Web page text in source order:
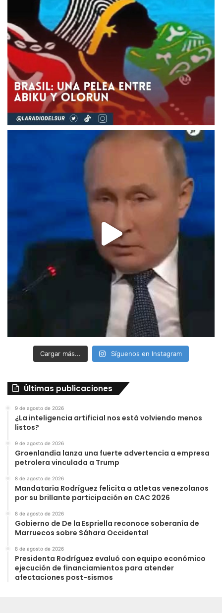
Cargar más... Síguenos en Instagram
Últimas publicaciones
9 de agosto de 2026
¿La inteligencia artificial nos está volviendo menos
listos?
9 de agosto de 2026
Groenlandia lanza una fuerte advertencia a empresa
petrolera vinculada a Trump
8 de agosto de 2026
Mandataria Rodríguez felicita a atletas venezolanos
por su brillante participación en CAC 2026
8 de agosto de 2026
Gobierno de De la Espriella reconoce soberanía de
Marruecos sobre Sáhara Occidental
8 de agosto de 2026
Presidenta Rodríguez evaluó con equipo económico
ejecución de financiamientos para atender
afectaciones post-sismos